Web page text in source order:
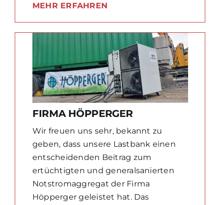
MEHR ERFAHREN
FIRMA HÖPPERGER
Wir freuen uns sehr, bekannt zu
geben, dass unsere Lastbank einen
entscheidenden Beitrag zum
ertüchtigten und generalsanierten
Notstromaggregat der Firma
Höpperger geleistet hat. Das